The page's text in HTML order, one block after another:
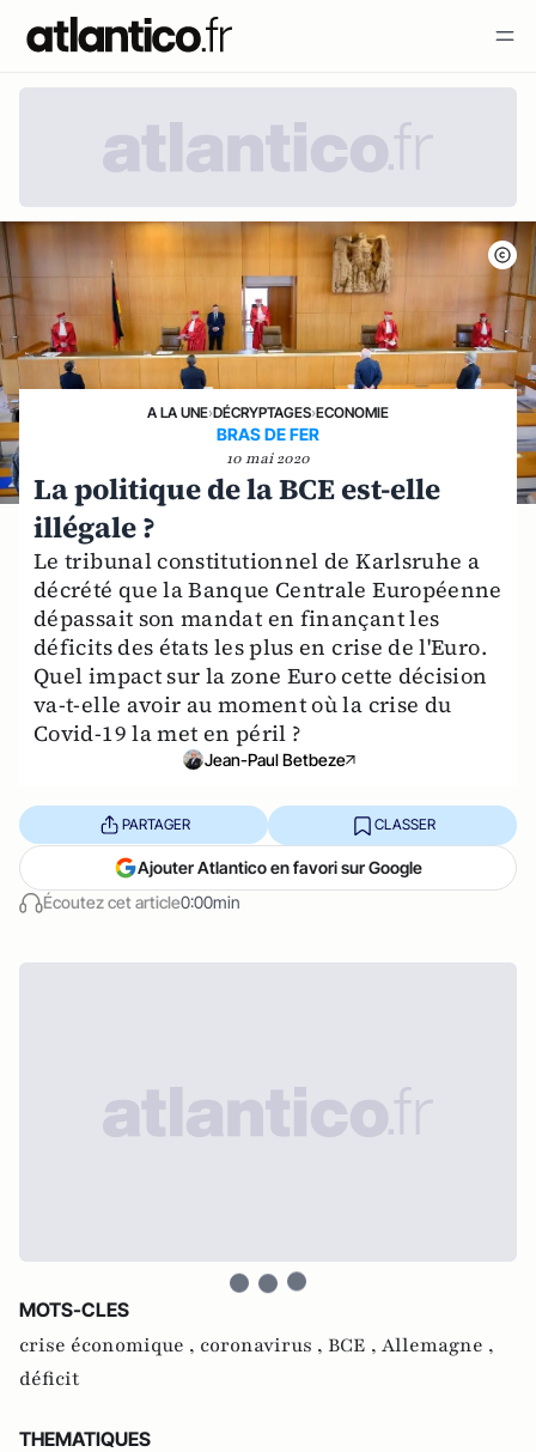
A LA UNE›DÉCRYPTAGES›ECONOMIE
BRAS DE FER
10 mai 2020
La politique de la BCE est-elle
illégale ?
Le tribunal constitutionnel de Karlsruhe a
décrété que la Banque Centrale Européenne
dépassait son mandat en finançant les
déficits des états les plus en crise de l'Euro.
Quel impact sur la zone Euro cette décision
va-t-elle avoir au moment où la crise du
Covid-19 la met en péril ?
Jean-Paul Betbeze
Écoutez cet article0:00min
PARTAGER CLASSER
Ajouter Atlantico en favori sur Google
MOTS-CLES
crise économique , coronavirus , BCE , Allemagne ,
déficit
THEMATIQUES